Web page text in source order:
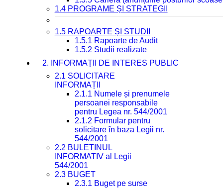
1.4 PROGRAME ȘI STRATEGII
1.5 RAPOARTE ȘI STUDII
1.5.1 Rapoarte de Audit
1.5.2 Studii realizate
2. INFORMAȚII DE INTERES PUBLIC
2.1 SOLICITARE
INFORMAȚII
2.1.1 Numele și prenumele
persoanei responsabile
pentru Legea nr. 544/2001
2.1.2 Formular pentru
solicitare în baza Legii nr.
544/2001
2.2 BULETINUL
INFORMATIV al Legii
544/2001
2.3 BUGET
2.3.1 Buget pe surse